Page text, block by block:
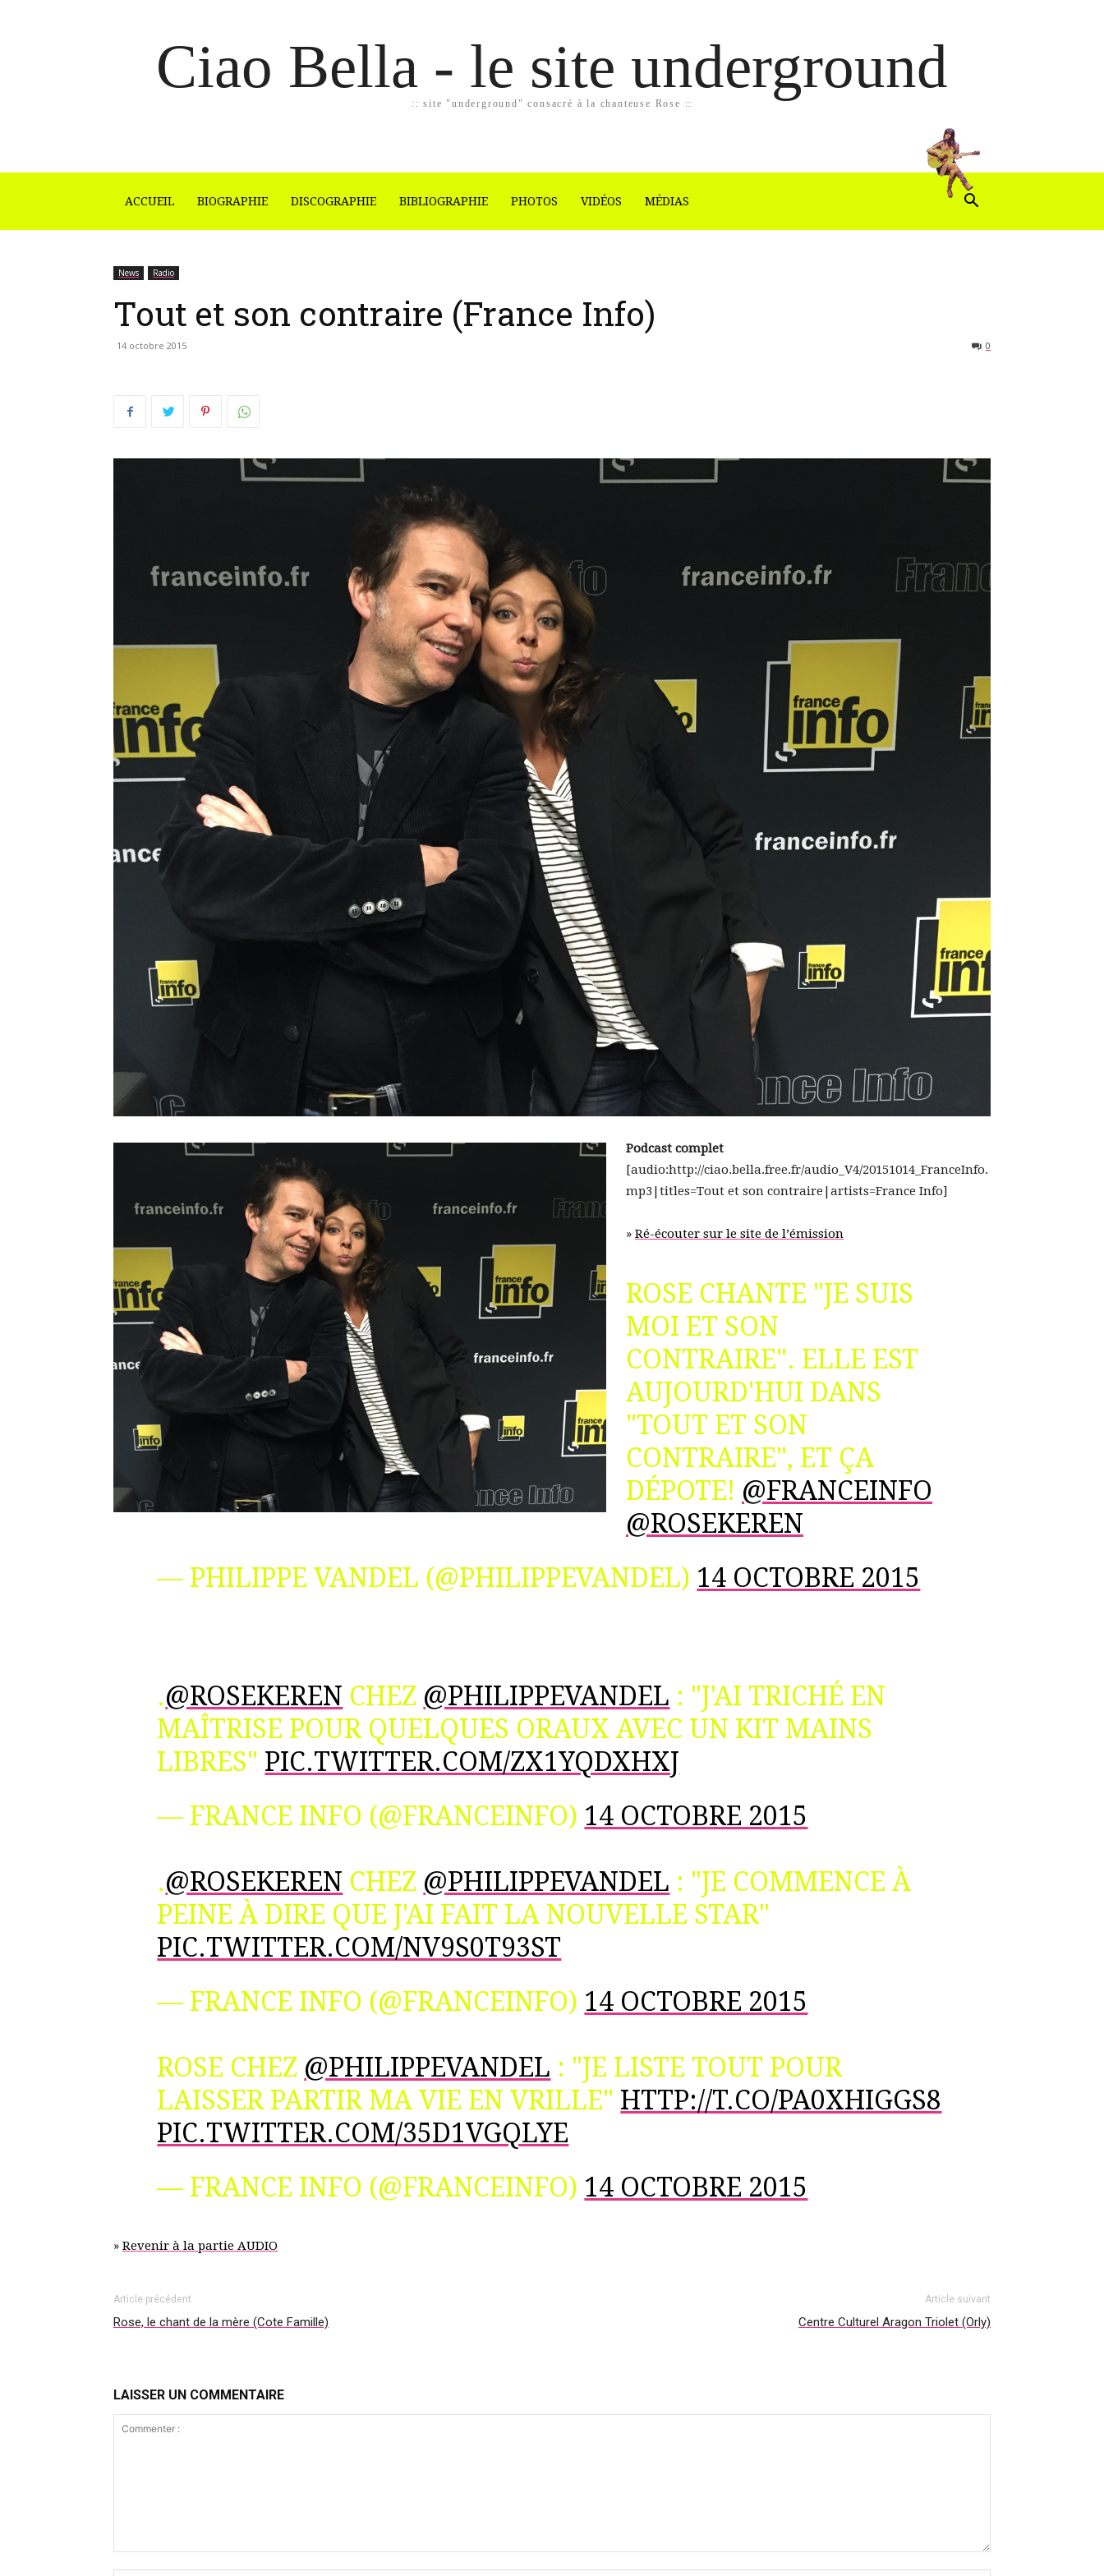
Ciao Bella - le site underground
:: site "underground" consacré à la chanteuse Rose ::
ACCUEIL BIOGRAPHIE DISCOGRAPHIE BIBLIOGRAPHIE PHOTOS VIDÉOS MÉDIAS
News Radio
Tout et son contraire (France Info)
14 octobre 2015 0
Podcast complet
[audio:http://ciao.bella.free.fr/audio_V4/20151014_FranceInfo.
mp3|titles=Tout et son contraire|artists=France Info]
» Ré-écouter sur le site de l’émission
ROSE CHANTE "JE SUIS
MOI ET SON
CONTRAIRE". ELLE EST
AUJOURD'HUI DANS
"TOUT ET SON
CONTRAIRE", ET ÇA
DÉPOTE! @FRANCEINFO
@ROSEKEREN
— PHILIPPE VANDEL (@PHILIPPEVANDEL) 14 OCTOBRE 2015
.@ROSEKEREN CHEZ @PHILIPPEVANDEL : "J'AI TRICHÉ EN
MAÎTRISE POUR QUELQUES ORAUX AVEC UN KIT MAINS
LIBRES" PIC.TWITTER.COM/ZX1YQDXHXJ
— FRANCE INFO (@FRANCEINFO) 14 OCTOBRE 2015
.@ROSEKEREN CHEZ @PHILIPPEVANDEL : "JE COMMENCE À
PEINE À DIRE QUE J'AI FAIT LA NOUVELLE STAR"
PIC.TWITTER.COM/NV9S0T93ST
— FRANCE INFO (@FRANCEINFO) 14 OCTOBRE 2015
ROSE CHEZ @PHILIPPEVANDEL : "JE LISTE TOUT POUR
LAISSER PARTIR MA VIE EN VRILLE" HTTP://T.CO/PA0XHIGGS8
PIC.TWITTER.COM/35D1VGQLYE
— FRANCE INFO (@FRANCEINFO) 14 OCTOBRE 2015
» Revenir à la partie AUDIO
Article précédent
Rose, le chant de la mère (Cote Famille)
Article suivant
Centre Culturel Aragon Triolet (Orly)
LAISSER UN COMMENTAIRE